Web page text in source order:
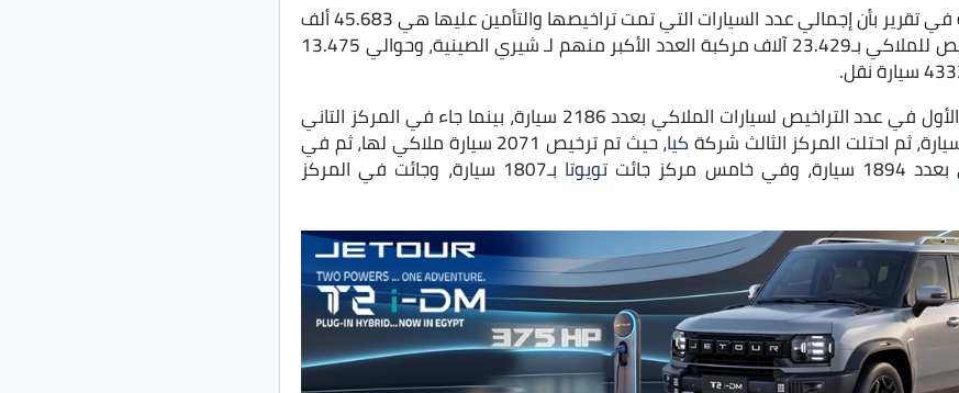
وقد أعلنت المجمعة المصرية في تقرير بأن إجمالي عدد السيارات التي تمت تراخيصها والتأمين عليها هي 45.683 ألف
مركبة، كما حددت عدد التراخيص للملاكي بـ23.429 آلاف مركبة العدد الأكبر منهم لـ شيري الصينية، وحوالي 13.475
وحازت شيري الصينية المركز الأول في عدد التراخيص لسيارات الملاكي بعدد 2186 سيارة، بينما جاء في المركز التاني
كيا ، حيث تم ترخيص 2071 سيارة ملاكي لها، ثم في
بعدد 1894 سيارة، وفي خامس مركز جائت تويوتا بـ1807 سيارة، وجائت في المركز